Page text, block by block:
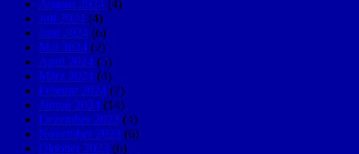
August 2024 (4)
Juli 2024 (4)
Juni 2024 (6)
Mai 2024 (2)
April 2024 (5)
März 2024 (4)
Februar 2024 (7)
Januar 2024 (14)
Dezember 2023 (4)
November 2023 (6)
Oktober 2023 (6)